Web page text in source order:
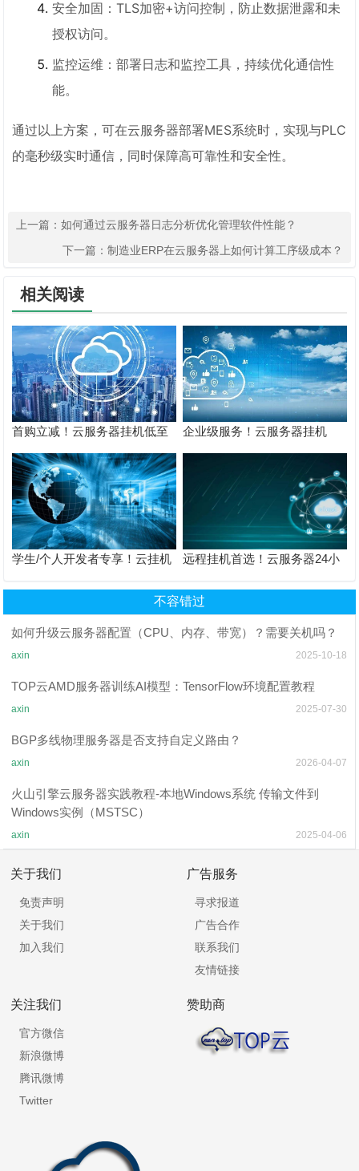
安全加固：TLS加密+访问控制，防止数据泄露和未
授权访问。
监控运维：部署日志和监控工具，持续优化通信性
能。
通过以上方案，可在云服务器部署MES系统时，实现与PLC
的毫秒级实时通信，同时保障高可靠性和安全性。
上一篇：如何通过云服务器日志分析优化管理软件性能？
下一篇： 制造业ERP在云服务器上如何计算工序级成本？
相关阅读
首购立减！云服务器挂机低至
19元/月，立即抢购
企业级服务！云服务器挂机
7×24小时技术支持
学生/个人开发者专享！云挂机
远程挂机首选！云服务器24小
不容错过
如何升级云服务器配置（CPU、内存、带宽）？需要关机吗？
axin 2025-10-18
TOP云AMD服务器训练AI模型：TensorFlow环境配置教程
axin 2025-07-30
BGP多线物理服务器是否支持自定义路由？
axin 2026-04-07
火山引擎云服务器实践教程-本地Windows系统 传输文件到
Windows实例（MSTSC）
axin 2025-04-06
关于我们
免责声明
关于我们
加入我们
广告服务
寻求报道
广告合作
联系我们
友情链接
关注我们
官方微信
新浪微博
腾讯微博
Twitter
赞助商